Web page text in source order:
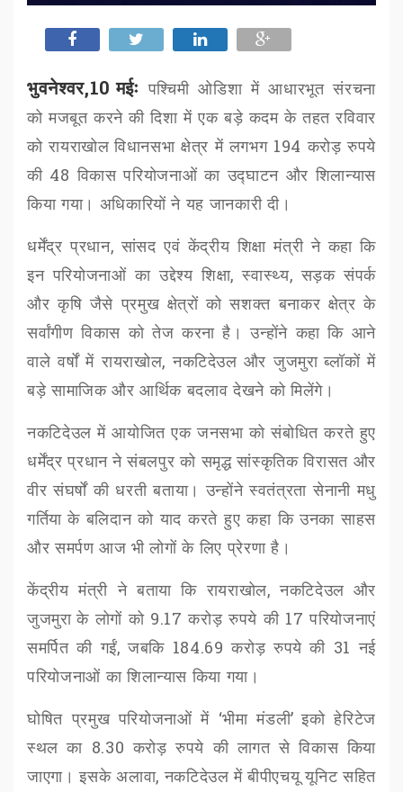
भुवनेश्वर,10 मईः पश्चिमी ओडिशा में आधारभूत संरचना
को मजबूत करने की दिशा में एक बड़े कदम के तहत रविवार
कोरायराखोल विधानसभा क्षेत्र में लगभग 194 करोड़ रुपये
की 48 विकास परियोजनाओं का उद्घाटन और शिलान्यास
किया गया। अधिकारियों ने यह जानकारी दी।
धर्मेंद्र प्रधान,सांसद एवं केंद्रीय शिक्षा मंत्री ने कहा कि
इन परियोजनाओं का उद्देश्य शिक्षा,स्वास्थ्य,सड़क संपर्क
और कृषि जैसे प्रमुख क्षेत्रों को सशक्त बनाकर क्षेत्र के
सर्वांगीण विकास को तेज करना है। उन्होंने कहा कि आने
वाले वर्षों मेंरायराखोल,नकटिदेउल औरजुजमुरा ब्लॉकों में
बड़े सामाजिक और आर्थिक बदलाव देखने को मिलेंगे।
नकटिदेउल में आयोजित एक जनसभा को संबोधित करते हुए
धर्मेंद्र प्रधानने संबलपुर को समृद्ध सांस्कृतिक विरासत और
वीर संघर्षों की धरती बताया। उन्होंने स्वतंत्रता सेनानीमधु
गर्तिया के बलिदान को याद करते हुए कहा कि उनका साहस
और समर्पण आज भी लोगों के लिए प्रेरणा है।
केंद्रीय मंत्री ने बताया किरायराखोल,नकटिदेउल और
जुजमुरा के लोगों को 9.17 करोड़ रुपये की 17 परियोजनाएं
समर्पित की गईं,जबकि 184.69 करोड़ रुपये की 31 नई
परियोजनाओं का शिलान्यास किया गया।
घोषित प्रमुख परियोजनाओं में ‘भीमा मंडली’इको हेरिटेज
स्थल का 8.30 करोड़ रुपये की लागत से विकास किया
जाएगा। इसके अलावा,नकटिदेउल में बीपीएचयू यूनिट सहित